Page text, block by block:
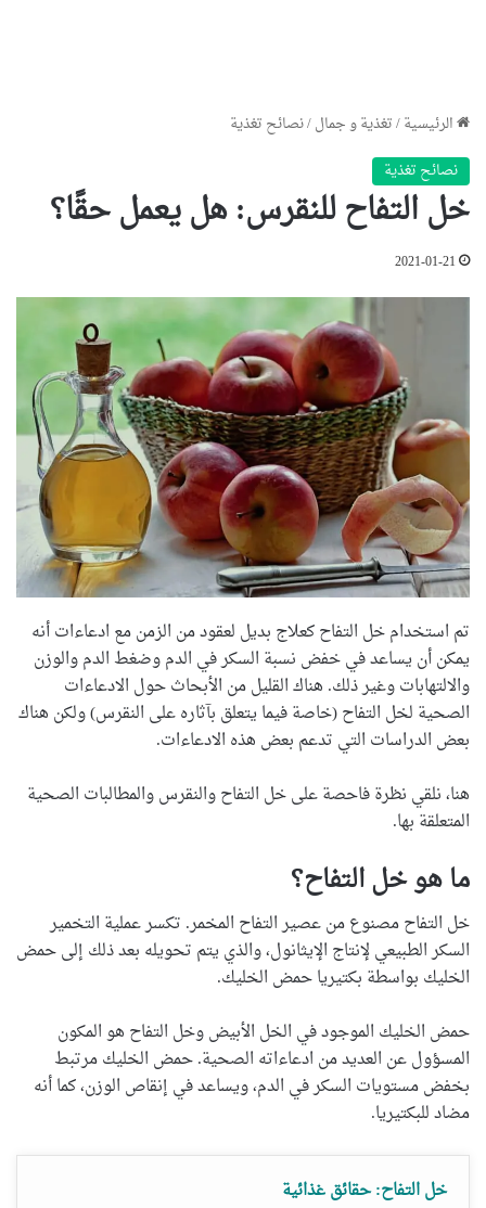
الرئيسية/تغذية و جمال/نصائح تغذية
نصائح تغذية
خل التفاح للنقرس: هل يعمل حقًا؟
2021-01-21
تم استخدام خل التفاح كعلاج بديل لعقود من الزمن مع ادعاءات أنه
يمكن أن يساعد في خفض نسبة السكر في الدم وضغط الدم والوزن
والالتهابات وغير ذلك. هناك القليل من الأبحاث حول الادعاءات
الصحية لخل التفاح (خاصة فيما يتعلق بآثاره على النقرس) ولكن هناك
بعض الدراسات التي تدعم بعض هذه الادعاءات.
هنا، نلقي نظرة فاحصة على خل التفاح والنقرس والمطالبات الصحية
المتعلقة بها.
ما هو خل التفاح؟
خل التفاح مصنوع من عصير التفاح المخمر. تكسر عملية التخمير
السكر الطبيعي لإنتاج الإيثانول، والذي يتم تحويله بعد ذلك إلى حمض
الخليك بواسطة بكتيريا حمض الخليك.
حمض الخليك الموجود في الخل الأبيض وخل التفاح هو المكون
المسؤول عن العديد من ادعاءاته الصحية. حمض الخليك مرتبط
بخفض مستويات السكر في الدم، ويساعد في إنقاص الوزن، كما أنه
مضاد للبكتيريا.
خل التفاح: حقائق غذائية